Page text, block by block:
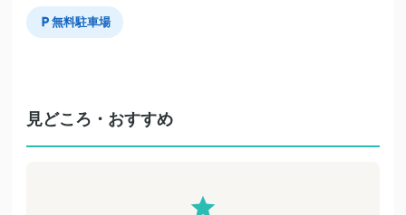
無料駐車場
見どころ・おすすめ